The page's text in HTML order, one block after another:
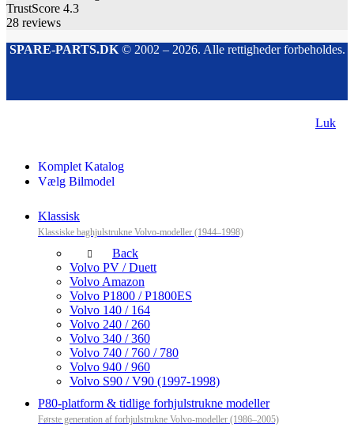
TrustScore 4.3
28 reviews
SPARE-PARTS.DK© 2002 – 2026. Alle rettigheder forbeholdes.
Luk
Komplet Katalog
Vælg Bilmodel
Klassisk
Klassiske baghjulstrukne Volvo-modeller (1944–1998)
Back
Volvo PV / Duett
Volvo Amazon
Volvo P1800 / P1800ES
Volvo 140 / 164
Volvo 240 / 260
Volvo 340 / 360
Volvo 740 / 760 / 780
Volvo 940 / 960
Volvo S90 / V90 (1997-1998)
P80-platform & tidlige forhjulstrukne modeller
Første generation af forhjulstrukne Volvo-modeller (1986–2005)